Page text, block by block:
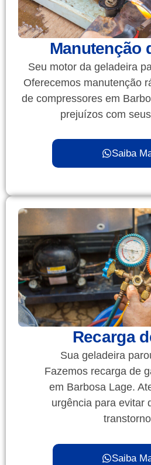
Manutenção
Seu motor da geladeira
Oferecemos manutenção
de compressores em
prejuízos com
Saiba
Recarga
Sua geladeira
Fazemos recarga de
em Barbosa Lage.
urgência para evitar
Saiba